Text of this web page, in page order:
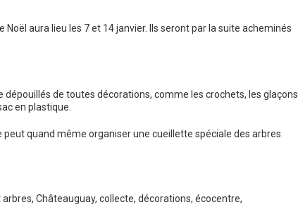
aura lieu les 7 et 14 janvier. Ils seront par la suite acheminés
de toutes décorations, comme les crochets, les glaçons
en plastique.
quand même organiser une cueillette spéciale des arbres
arbres, Châteauguay, collecte, décorations, écocentre,